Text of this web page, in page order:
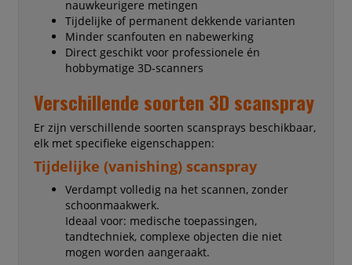
nauwkeurigere metingen
Tijdelijke of permanent dekkende varianten
Minder scanfouten en nabewerking
Direct geschikt voor professionele én
hobbymatige 3D-scanners
Verschillende soorten 3D scanspray
Er zijn verschillende soorten scansprays beschikbaar,
elk met specifieke eigenschappen:
Tijdelijke (vanishing) scanspray
Verdampt volledig na het scannen, zonder
schoonmaakwerk.
Ideaal voor: medische toepassingen,
tandtechniek, complexe objecten die niet
mogen worden aangeraakt.